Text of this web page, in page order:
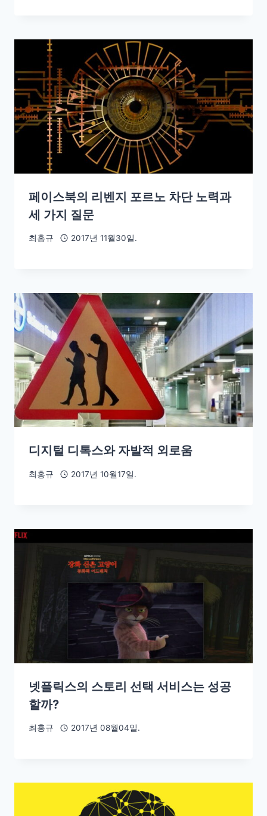
페이스북의 리벤지 포르노 차단 노력과
세 가지 질문
최홍규 2017년 11월30일.
디지털 디톡스와 자발적 외로움
최홍규 2017년 10월17일.
넷플릭스의 스토리 선택 서비스는 성공
할까?
최홍규 2017년 08월04일.